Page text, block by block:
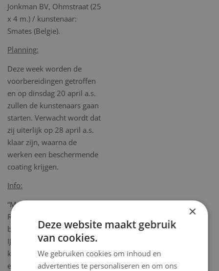
Jonkman BV, Ohmstraat (25
x 4 m.) / kunstenaar:
Smates (Belgie).
Planning:
Deze week worden de
voorbereidingen getroffen
en op dinsdag 20 april a.s.
zullen de kunstenaars gaan
starten. Verwacht wordt dat
zij uiterlijk op 28 april a.s.
klaar zijn, waarna de
werken een beschermende
coating krijgen.
Info:
“Met de uitrollen van “de
Rauwe Loper” willen we de
bezoekers en inwoners van
IJmuiden het rauwe
karakter van IJmuiden laten
ervaren, de
×
Deze website maakt gebruik
van cookies.
We gebruiken cookies om inhoud en
advertenties te personaliseren en om ons